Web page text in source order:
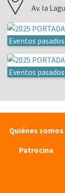
Av. la
Eventos pasados
Eventos pasados
Quiénes somos
Patrocina